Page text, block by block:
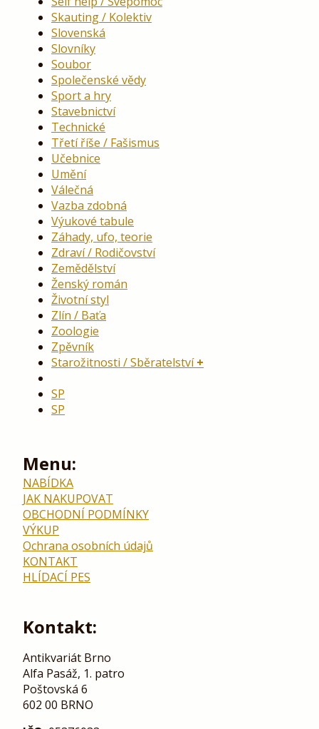
Skauting / Kolektiv
Slovenská
Slovníky
Soubor
Společenské vědy
Sport a hry
Stavebnictví
Technické
Třetí říše / Fašismus
Učebnice
Umění
Válečná
Vazba zdobná
Výukové tabule
Záhady, ufo, teorie
Zdraví / Rodičovství
Zemědělství
Ženský román
Životní styl
Zlín / Baťa
Zoologie
Zpěvník
Starožitnosti / Sběratelství
SP
SP
Menu:
NABÍDKA
JAK NAKUPOVAT
OBCHODNÍ PODMÍNKY
VÝKUP
Ochrana osobních údajů
KONTAKT
HLÍDACÍ PES
Kontakt:
Antikvariát Brno
Alfa Pasáž, 1. patro
Poštovská 6
602 00 BRNO